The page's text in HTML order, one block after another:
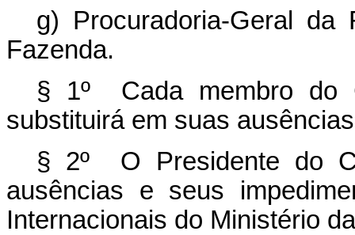
g) Procuradoria-Geral da
Fazenda.
§ 1º Cada membro do
substituirá em suas
§ 2º O Presidente do
ausências e seus
Internacionais do Ministério